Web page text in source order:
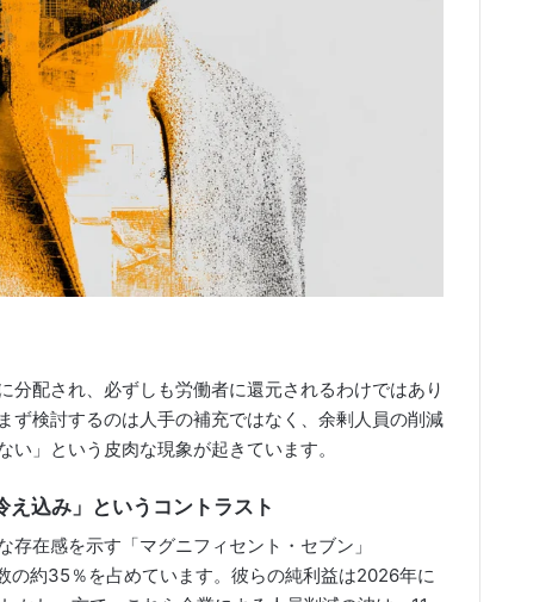
配され、必ずしも労働者に還元されるわけではあり
ず検討するのは人手の補充ではなく、余剰人員の削減
」という皮肉な現象が起きています。
込み」というコントラスト
在感を示す「マグニフィセント・セブン」
の約35％を占めています。彼らの純利益は2026年に